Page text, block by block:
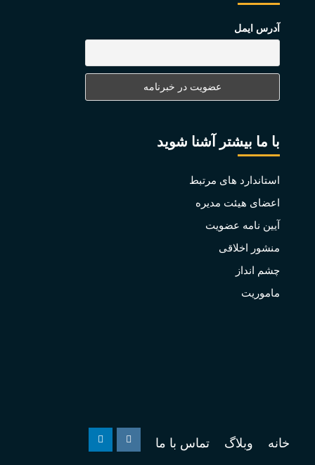
آدرس ایمل
با ما بیشتر آشنا شوید
استاندارد های مرتبط
اعضای هیئت مدیره
آیین نامه عضویت
منشور اخلاقی
چشم انداز
ماموریت
خانه وبلاگ تماس با ما Instagram
Linkedin